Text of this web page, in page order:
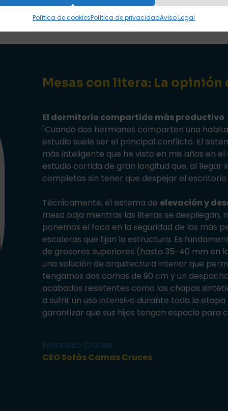
Política de cookiesPolítica de privacidadAviso Legal
Mesas con litera: La
El dormitorio compartido más productivo
"Cuando dos hermanos comparten una
estudio suele ser el principal conflicto. El
más inteligente que he visto en mis años en
estudio corrida de gran longitud que, al
completas sin tener que despejar el escritorio.
Técnicamente, el sistema de elevación y
mesa baja mientras las literas se despliegan,
ponemos el foco en la seguridad de los más
escaleras que fijan la estructura. Es
de grosores superiores (hasta 35-40 mm en
una solución de arquitectura interior que
tengamos dos camas de 90 cm y un
acabados resistentes como las chapas
a sufrir un uso intensivo durante toda la
garantizar que sus hijos tengan espacio para
Francisco Cruces
CEO Sofás Camas Cruces